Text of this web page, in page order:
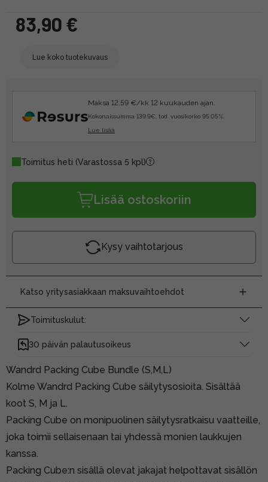
83,90 €
Lue koko tuotekuvaus
Maksa 12.59 €/kk 12 kuukauden ajan.
Kokonaissumma 139.9€, tod. vuosikorko 95.05%.
Lue lisää
Toimitus heti (Varastossa 5 kpl)
Lisää ostoskoriin
Kysy vaihtotarjous
Katso yritysasiakkaan maksuvaihtoehdot
Toimituskulut:
30 päivän palautusoikeus
Wandrd Packing Cube Bundle (S,M,L)
Kolme Wandrd Packing Cube säilytysosioita. Sisältää
koot S, M ja L.
Packing Cube on monipuolinen säilytysratkaisu vaatteille,
joka toimii sellaisenaan tai yhdessä monien laukkujen
kanssa.
Packing Cube:n sisällä olevat jakajat helpottavat sisällön